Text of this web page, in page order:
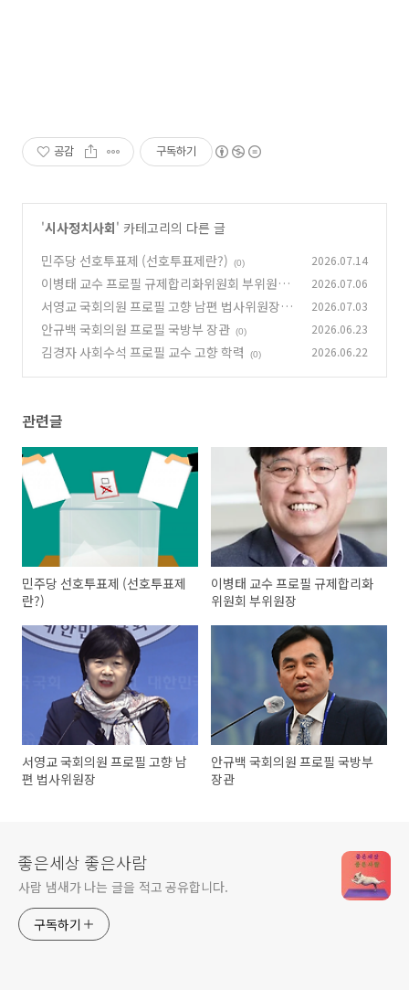
공감 구독하기
'시사정치사회' 카테고리의 다른 글
민주당 선호투표제 (선호투표제란?)
(0) 2026.07.14
이병태 교수 프로필 규제합리화위원회 부위원장
(0)
2026.07.06
서영교 국회의원 프로필 고향 남편 법사위원장
(0)
2026.07.03
안규백 국회의원 프로필 국방부 장관 (0) 2026.06.23
김경자 사회수석 프로필 교수 고향 학력 (0) 2026.06.22
관련글
민주당 선호투표제 (선호투표제
란?)
이병태 교수 프로필 규제합리화
위원회 부위원장
서영교 국회의원 프로필 고향 남
편 법사위원장
안규백 국회의원 프로필 국방부
장관
좋은세상 좋은사람
사람 냄새가 나는 글을 적고 공유합니다.
구독하기